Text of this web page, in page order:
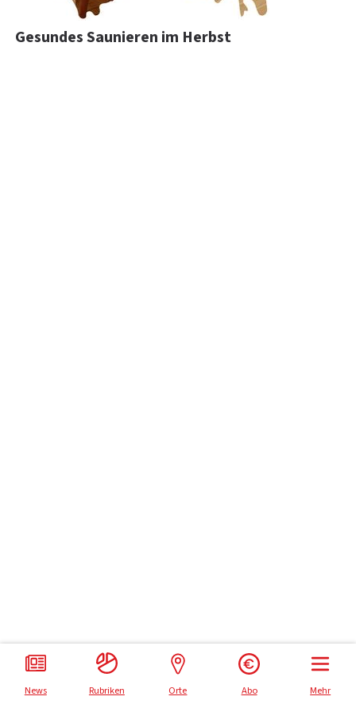
Gesundes Saunieren im Herbst
News Rubriken Orte Abo Mehr